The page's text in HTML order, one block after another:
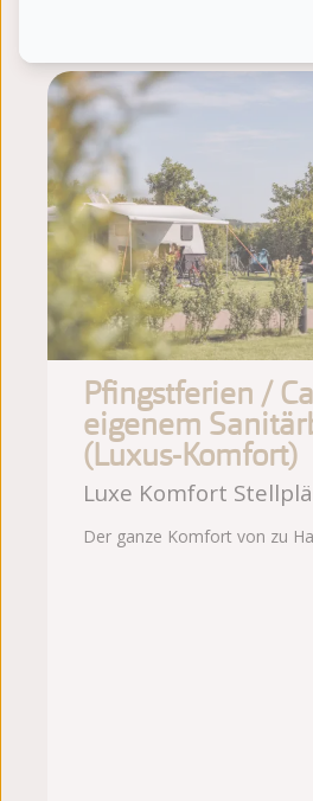
Pfingstferien /
eigenem
(Luxus-Komfort)
Luxe Komfort
Der ganze Komfort von zu